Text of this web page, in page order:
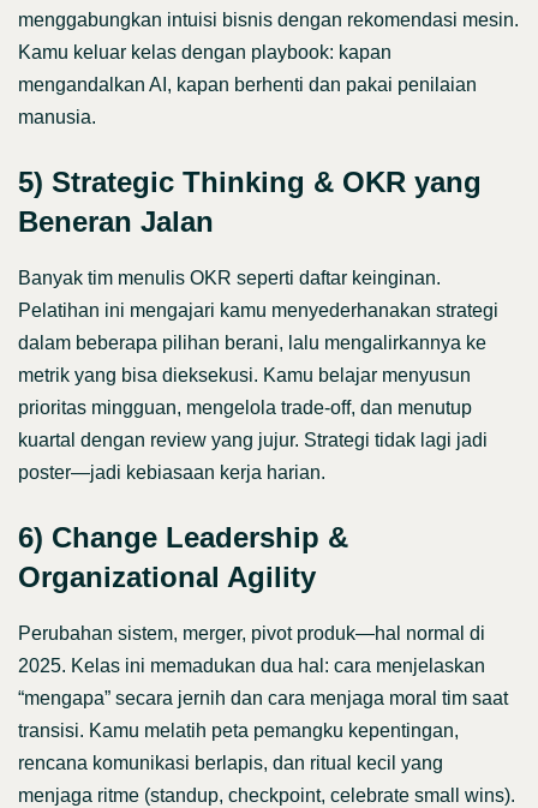
menggabungkan intuisi bisnis dengan rekomendasi mesin.
Kamu keluar kelas dengan playbook: kapan
mengandalkan AI, kapan berhenti dan pakai penilaian
manusia.
5) Strategic Thinking & OKR yang
Beneran Jalan
Banyak tim menulis OKR seperti daftar keinginan.
Pelatihan ini mengajari kamu menyederhanakan strategi
dalam beberapa pilihan berani, lalu mengalirkannya ke
metrik yang bisa dieksekusi. Kamu belajar menyusun
prioritas mingguan, mengelola trade-off, dan menutup
kuartal dengan review yang jujur. Strategi tidak lagi jadi
poster—jadi kebiasaan kerja harian.
6) Change Leadership &
Organizational Agility
Perubahan sistem, merger, pivot produk—hal normal di
2025. Kelas ini memadukan dua hal: cara menjelaskan
“mengapa” secara jernih dan cara menjaga moral tim saat
transisi. Kamu melatih peta pemangku kepentingan,
rencana komunikasi berlapis, dan ritual kecil yang
menjaga ritme (standup, checkpoint, celebrate small wins).